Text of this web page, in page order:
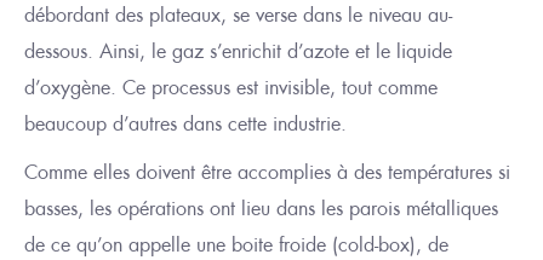
débordant des plateaux, se verse dans le niveau au-
dessous. Ainsi, le gaz s’enrichit d’azote et le liquide
d’oxygène. Ce processus est invisible, tout comme
beaucoup d’autres dans cette industrie.
Comme elles doivent être accomplies à des températures si
basses, les opérations ont lieu dans les parois métalliques
de ce qu’on appelle une boite froide (cold-box), de